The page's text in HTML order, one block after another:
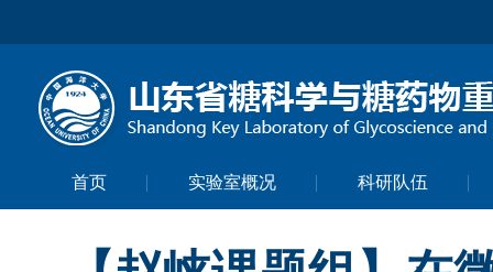
首页 实验室概况 科研队伍